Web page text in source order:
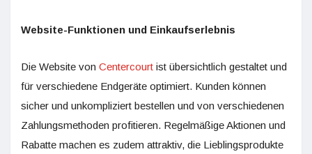
Website-Funktionen und Einkaufserlebnis
Die Website von Centercourt ist übersichtlich gestaltet und
für verschiedene Endgeräte optimiert. Kunden können
sicher und unkompliziert bestellen und von verschiedenen
Zahlungsmethoden profitieren. Regelmäßige Aktionen und
Rabatte machen es zudem attraktiv, die Lieblingsprodukte